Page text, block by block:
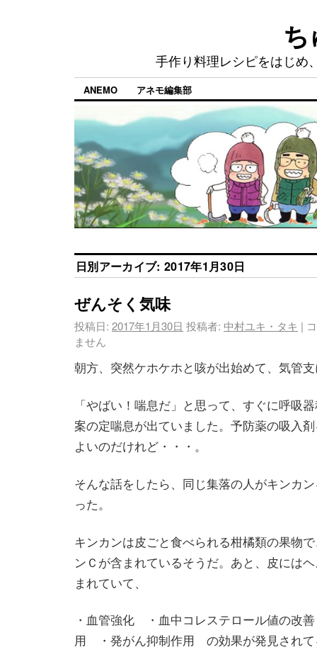
手作り料理レシピをはじめ
ANEMO アネモ編集部
日別アーカイブ: 2017年1月30日
ぜんそく気味
投稿日: 2017年1月30日 投稿者: 中村ユキ・タキ |
ません
朝方、突然ケホケホと咳が出始めて、気管
「やばい！喘息だ」と思って、すぐに呼吸
案の定喘息が出ていました。予防薬の吸入
よいのだけれど・・・。
そんな話をしたら、同じ集落の人がキンカ
った。
キンカンは皮ごと食べられる柑橘類の果物
ンＣが含まれているそうだ。あと、皮には
まれていて、
・血管強化 ・血中コレステロール値の改
用 ・発がん抑制作用 の効果が発見されて